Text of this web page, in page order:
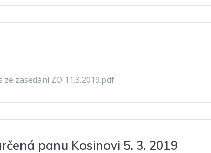
zasedání ZO 11.3.2019.pdf
panu Kosinovi 5. 3. 2019